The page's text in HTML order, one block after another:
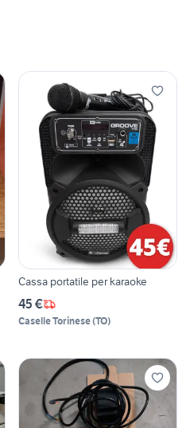
Cassa portatile per karaoke
45 €
Caselle Torinese(TO)